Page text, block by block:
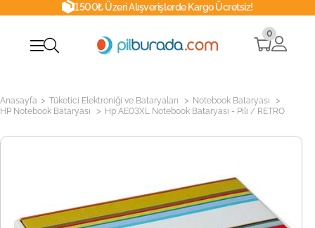
1500₺ Üzeri Alışverişlerde Kargo Ücretsiz!
0
Anasayfa > Tüketici Elektroniği ve Bataryaları > Notebook Bataryası >
HP Notebook Bataryası > Hp AE03XL Notebook Bataryası - Pili / RETRO